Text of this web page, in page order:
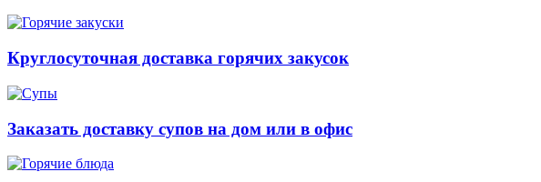
Круглосуточная доставка горячих закусок
Заказать доставку супов на дом или в офис